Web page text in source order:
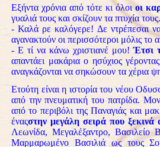
Εξήντα χρόνια από τότε κι όλοιοι
γυαλιά τους και σκίζουν τα πτυχία τους.
- Καλά ρε καλόγερε! Δε ντρέπεσαι
αγανακτούν οι περισσότεροι μόλις το
- Ε τί να κάνω χριστιανέ μου!Έτσι
απαντάει μακάρια ο ησύχιος
αναγκάζονται να σηκώσουν τα χέρια
Ετούτη είναι η ιστορία του νέου
από την πνευματική του πατρίδα.
από το περιβόλι της Παναγιάς και
έναςστην μεγάλη σειρά που
Λεωνίδα, Μεγαλέξαντρο, Βασιλείο
Μαρμαρωμένο Βασιλιά ως τους